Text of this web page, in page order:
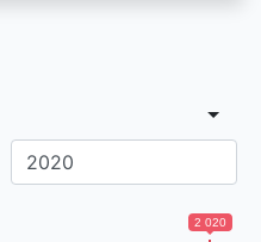
2 020